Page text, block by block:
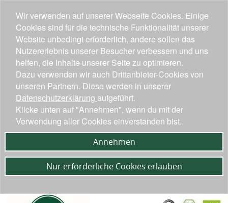
Wir verwenden auf unserer Webseite Cookies. Einige
Cookies sind für die technische Funktionalität unserer
Website unbedingt erforderlich, andere sollen das
Nutzererlebnis unserer Besucher verbessern und uns
helfen, die Inhalte unserer Seite zu optimieren.
Dazu verwenden wir auch Drittanbieter-Cookies von
unseren Partnern. Diese werden in unserer
Datenschutzerklärung aufgeführt.
Klicke unten auf "Annehmen", wenn du mit der
Verwendung aller Cookies einverstanden bist.
Annehmen
Nur erforderliche Cookies erlauben